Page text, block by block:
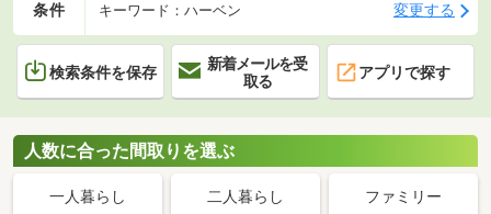
条件 キーワード：ハーベン 変更する
検索条件を保存
新着メールを受
取る
アプリで探す
人数に合った間取りを選ぶ
一人暮らし 二人暮らし ファミリー